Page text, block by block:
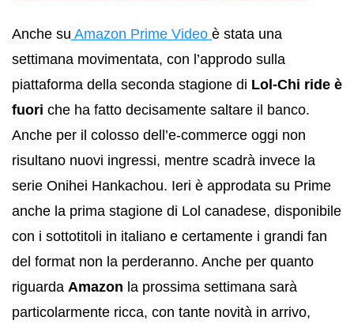
Anche su Amazon Prime Video è stata una
settimana movimentata, con l’approdo sulla
piattaforma della seconda stagione di Lol-Chi ride è
fuori che ha fatto decisamente saltare il banco.
Anche per il colosso dell’e-commerce oggi non
risultano nuovi ingressi, mentre scadrà invece la
serie Onihei Hankachou. Ieri è approdata su Prime
anche la prima stagione di Lol canadese, disponibile
con i sottotitoli in italiano e certamente i grandi fan
del format non la perderanno. Anche per quanto
riguarda Amazon la prossima settimana sarà
particolarmente ricca, con tante novità in arrivo,